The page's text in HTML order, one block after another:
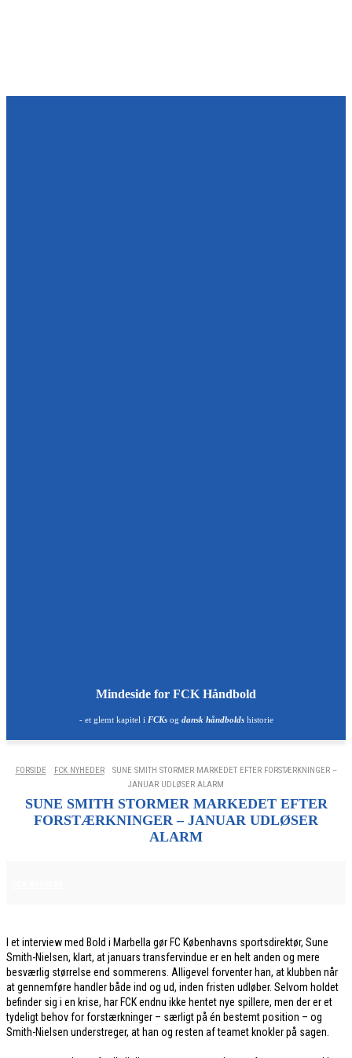
Mindeside for FCK Håndbold
- et glemt kapitel i FCKsog dansk håndboldshistorie
FORSIDE FCK NYHEDER
SUNE SMITH STORMER MARKEDET EFTER FORSTÆRKNINGER –
JANUAR UDLØSER ALARM
SUNE SMITH STORMER MARKEDET EFTER
FORSTÆRKNINGER – JANUAR UDLØSER
ALARM
I et interview med Bold i Marbella gør FC Københavns sportsdirektør, Sune
Smith-Nielsen, klart, at januars transfervindue er en helt anden og mere
besværlig størrelse end sommerens. Alligevel forventer han, at klubben når
at gennemføre handler både ind og ud, inden fristen udløber. Selvom holdet
befinder sig i en krise, har FCK endnu ikke hentet nye spillere, men der er et
tydeligt behov for forstærkninger – særligt på én bestemt position – og
Smith-Nielsen understreger, at han og resten af teamet knokler på sagen.